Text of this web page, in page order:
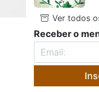
Ver todos
Receber o